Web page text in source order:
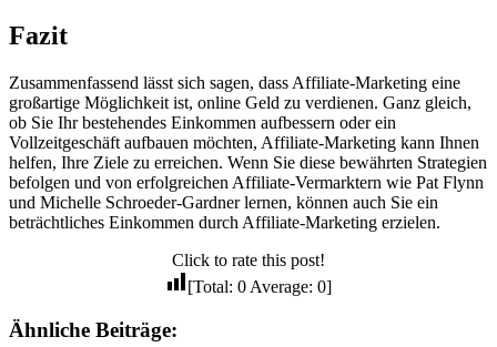
Fazit
Zusammenfassend lässt sich sagen, dass Affiliate-Marketing eine
großartige Möglichkeit ist, online Geld zu verdienen. Ganz gleich,
ob Sie Ihr bestehendes Einkommen aufbessern oder ein
Vollzeitgeschäft aufbauen möchten, Affiliate-Marketing kann Ihnen
helfen, Ihre Ziele zu erreichen. Wenn Sie diese bewährten Strategien
befolgen und von erfolgreichen Affiliate-Vermarktern wie Pat Flynn
und Michelle Schroeder-Gardner lernen, können auch Sie ein
beträchtliches Einkommen durch Affiliate-Marketing erzielen.
Click to rate this post!
[Total: 0 Average: 0]
Ähnliche Beiträge: